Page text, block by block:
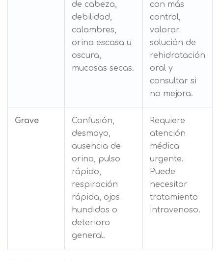
de cabeza,
debilidad,
calambres,
orina escasa u
oscura,
mucosas secas.
con más
control,
valorar
solución de
rehidratación
oral y
consultar si
no mejora.
Grave
Confusión,
desmayo,
ausencia de
orina, pulso
rápido,
respiración
rápida, ojos
hundidos o
deterioro
general.
Requiere
atención
médica
urgente.
Puede
necesitar
tratamiento
intravenoso.